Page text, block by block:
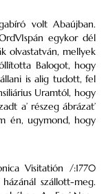
volt Abaújban.
egykor dél
olvastatván, mellyek
Balogot, hogy
is alig tudott, fel
Uramtól, hogy
a’ részeg ábrázat’
én, ugymond, hogy
Visitatión /:1770
szállott-meg.